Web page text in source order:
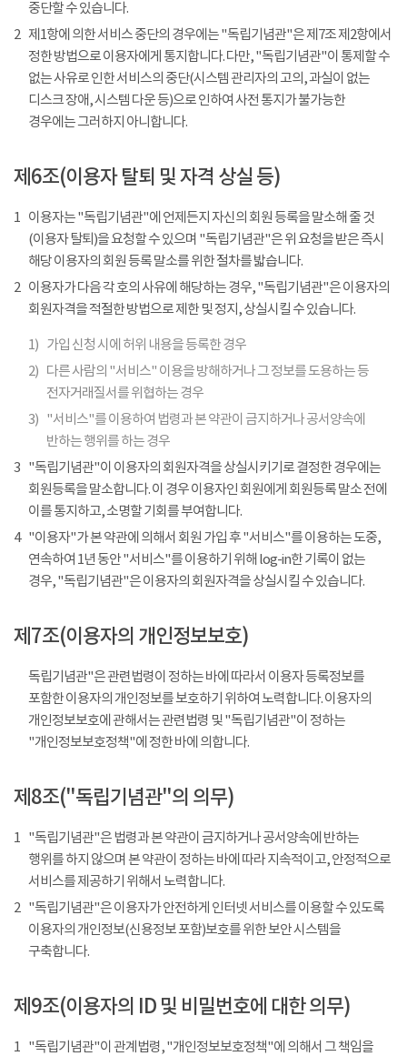
중단할 수 있습니다.
2 제1항에 의한 서비스 중단의 경우에는 "독립기념관"은 제7조 제2항에서
정한 방법으로 이용자에게 통지합니다. 다만, "독립기념관"이 통제할 수
없는 사유로 인한 서비스의 중단(시스템 관리자의 고의, 과실이 없는
디스크 장애, 시스템 다운 등)으로 인하여 사전 통지가 불가능한
경우에는 그러하지 아니합니다.
제6조(이용자 탈퇴 및 자격 상실 등)
1 이용자는 "독립기념관"에 언제든지 자신의 회원 등록을 말소해 줄 것
(이용자 탈퇴)을 요청할 수 있으며 "독립기념관"은 위 요청을 받은 즉시
해당 이용자의 회원 등록 말소를 위한 절차를 밟습니다.
2 이용자가 다음 각 호의 사유에 해당하는 경우, "독립기념관"은 이용자의
회원자격을 적절한 방법으로 제한 및 정지, 상실시킬 수 있습니다.
1) 가입 신청 시에 허위 내용을 등록한 경우
2) 다른 사람의 "서비스" 이용을 방해하거나 그 정보를 도용하는 등
전자거래질서를 위협하는 경우
3) "서비스"를 이용하여 법령과 본 약관이 금지하거나 공서양속에
반하는 행위를 하는 경우
3 "독립기념관"이 이용자의 회원자격을 상실시키기로 결정한 경우에는
회원등록을 말소합니다. 이 경우 이용자인 회원에게 회원등록 말소 전에
이를 통지하고, 소명할 기회를 부여합니다.
4
"이용자"가 본 약관에 의해서 회원 가입 후 "서비스"를 이용하는 도중,
연속하여 1년 동안 "서비스"를 이용하기 위해 log-in한 기록이 없는
경우, "독립기념관"은 이용자의 회원자격을 상실시킬 수 있습니다.
제7조(이용자의 개인정보보호)
독립기념관"은 관련법령이 정하는 바에 따라서 이용자 등록정보를
포함한 이용자의 개인정보를 보호하기 위하여 노력합니다. 이용자의
개인정보보호에 관해서는 관련법령 및 "독립기념관"이 정하는
"개인정보보호정책"에 정한 바에 의합니다.
제8조("독립기념관"의 의무)
1 "독립기념관"은 법령과 본 약관이 금지하거나 공서양속에 반하는
행위를 하지 않으며 본 약관이 정하는 바에 따라 지속적이고, 안정적으로
서비스를 제공하기 위해서 노력합니다.
2 "독립기념관"은 이용자가 안전하게 인터넷 서비스를 이용할 수 있도록
이용자의 개인정보(신용정보 포함)보호를 위한 보안 시스템을
구축합니다.
제9조(이용자의 ID 및 비밀번호에 대한 의무)
1 "독립기념관"이 관계법령, "개인정보보호정책"에 의해서 그 책임을